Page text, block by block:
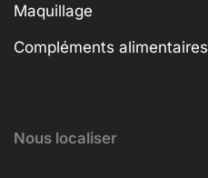
Maquillage
Compléments alimentaires
Nous localiser